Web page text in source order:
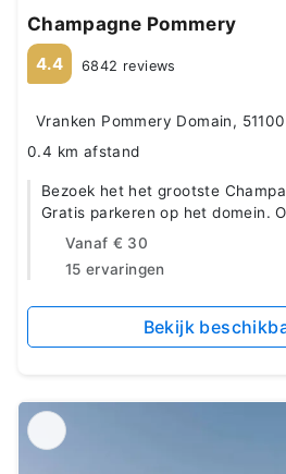
Champagne Pommery
4.4 6842 reviews
Vranken Pommery Domain,
0.4 km afstand
Bezoek het het grootste
Gratis parkeren op het domein.
Vanaf € 30
15 ervaringen
Bekijk